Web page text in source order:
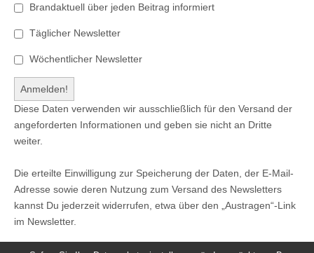
Brandaktuell über jeden Beitrag informiert
Täglicher Newsletter
Wöchentlicher Newsletter
Diese Daten verwenden wir ausschließlich für den Versand der
angeforderten Informationen und geben sie nicht an Dritte
weiter.
Die erteilte Einwilligung zur Speicherung der Daten, der E-Mail-
Adresse sowie deren Nutzung zum Versand des Newsletters
kannst Du jederzeit widerrufen, etwa über den „Austragen“-Link
im Newsletter.